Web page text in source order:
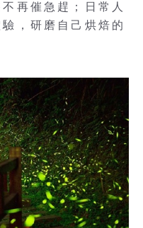
再催急趕；日常人
，研磨自己烘焙的